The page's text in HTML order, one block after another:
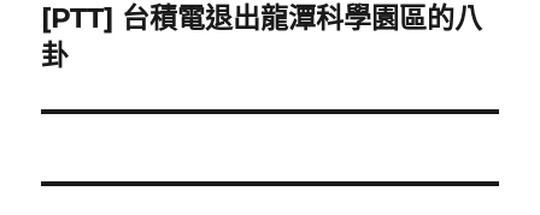
下
一
文
[PTT] 台積電退出龍潭科學園區的八
卦